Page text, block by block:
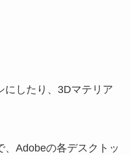
にしたり、3Dマテリア
、Adobeの各デスクトッ